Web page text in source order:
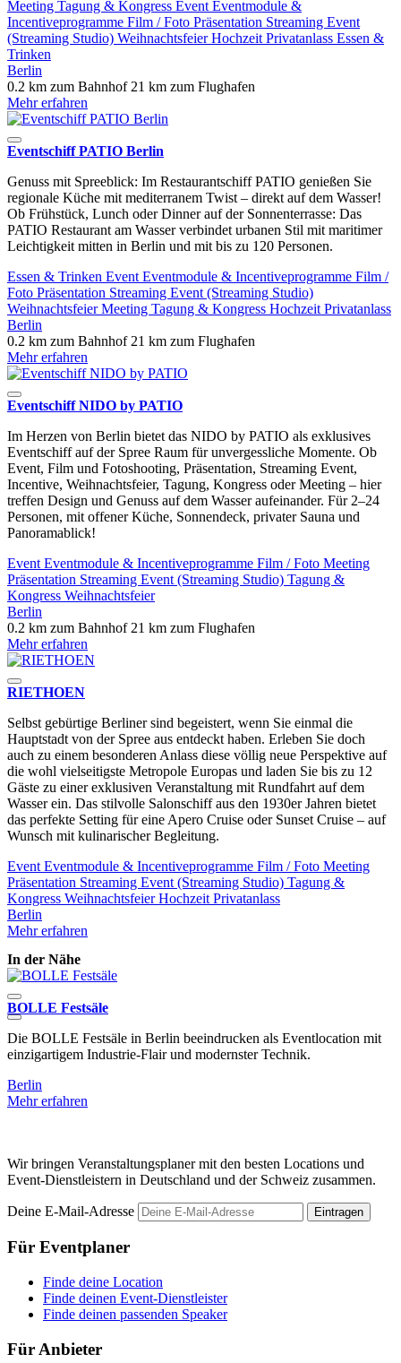
Meeting Tagung & Kongress Event Eventmodule &
Incentiveprogramme Film / Foto Präsentation Streaming Event
(Streaming Studio) WeihnachtsfeierHochzeit Privatanlass Essen &
Trinken
Berlin
0.2 km zum Bahnhof 21 km zum Flughafen
Mehr erfahren
Eventschiff PATIO Berlin
Genuss mit Spreeblick: Im Restaurantschiff PATIO genießen Sie
regionale Küche mit mediterranem Twist – direkt auf dem Wasser!
Ob Frühstück, Lunch oder Dinner auf der Sonnenterrasse: Das
PATIO Restaurant am Wasser verbindet urbanen Stil mit maritimer
Leichtigkeit mitten in Berlin und mit bis zu 120 Personen.
Essen & Trinken Event Eventmodule & Incentiveprogramme Film /
Foto Präsentation Streaming Event (Streaming Studio)
WeihnachtsfeierMeeting Tagung & Kongress Hochzeit Privatanlass
Berlin
0.2 km zum Bahnhof 21 km zum Flughafen
Mehr erfahren
Eventschiff NIDO by PATIO
Im Herzen von Berlin bietet das NIDO by PATIO als exklusives
Eventschiff auf der Spree Raum für unvergessliche Momente. Ob
Event, Film und Fotoshooting, Präsentation, Streaming Event,
Incentive, Weihnachtsfeier, Tagung, Kongress oder Meeting – hier
treffen Design und Genuss auf dem Wasser aufeinander. Für 2–24
Personen, mit offener Küche, Sonnendeck, privater Sauna und
Panoramablick!
Event Eventmodule & Incentiveprogramme Film / Foto Meeting
Präsentation Streaming Event (Streaming Studio) Tagung &
Kongress Weihnachtsfeier
Berlin
0.2 km zum Bahnhof 21 km zum Flughafen
Mehr erfahren
RIETHOEN
Selbst gebürtige Berliner sind begeistert, wenn Sie einmal die
Hauptstadt von der Spree aus entdeckt haben. Erleben Sie doch
auch zu einem besonderen Anlass diese völlig neue Perspektive auf
die wohl vielseitigste Metropole Europas und laden Sie bis zu 12
Gäste zu einer exklusiven Veranstaltung mit Rundfahrt auf dem
Wasser ein. Das stilvolle Salonschiff aus den 1930er Jahren bietet
das perfekte Setting für eine Apero Cruise oder Sunset Cruise – auf
Wunsch mit kulinarischer Begleitung.
Event Eventmodule & Incentiveprogramme Film / Foto Meeting
Präsentation Streaming Event (Streaming Studio) Tagung &
Kongress WeihnachtsfeierHochzeit Privatanlass
Berlin
Mehr erfahren
In der Nähe
BOLLE Festsäle
Die BOLLE Festsäle in Berlin beeindrucken als Eventlocation mit
einzigartigem Industrie-Flair und modernster Technik.
Berlin
Mehr erfahren
Wir bringen Veranstaltungsplaner mit den besten Locations und
Event-Dienstleistern in Deutschland und der Schweiz zusammen.
Deine E-Mail-Adresse Eintragen
Für Eventplaner
Finde deine Location
Finde deinen Event-Dienstleister
Finde deinen passenden Speaker
Für Anbieter